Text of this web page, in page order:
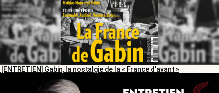
[ENTRETIEN] Gabin, la nostalgie de la « France d’avant »